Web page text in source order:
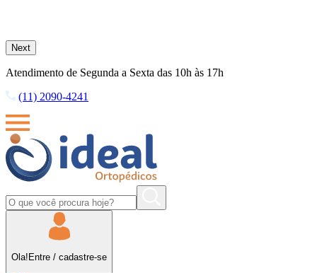
Next
Atendimento de Segunda a Sexta das 10h às 17h
(11) 2090-4241
Ola! Entre / cadastre-se